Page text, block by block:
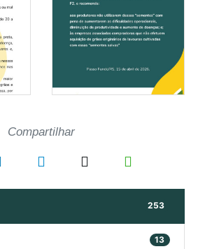
Compartilhar
253
13